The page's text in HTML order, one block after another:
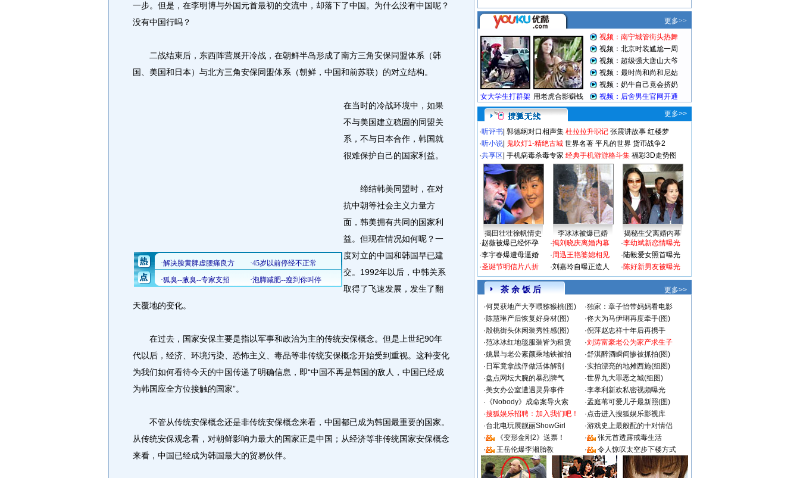
一步。但是，在李明博与外国元首最初的交流中，却落下了中国。为什么没有中国呢？
没有中国行吗？
二战结束后，东西阵营展开冷战，在朝鲜半岛形成了南方三角安保同盟体系（韩
国、美国和日本）与北方三角安保同盟体系（朝鲜，中国和前苏联）的对立结构。
在当时的冷战环境中，如果
不与美国建立稳固的同盟关
系，不与日本合作，韩国就
很难保护自己的国家利益。
缔结韩美同盟时，在对
抗中朝等社会主义力量方
面，韩美拥有共同的国家利
益。但现在情况如何呢？一
度对立的中国和韩国早已建
交。1992年以后，中韩关系
取得了飞速发展，发生了翻
天覆地的变化。
在过去，国家安保主要是指以军事和政治为主的传统安保概念。但是上世纪90年
代以后，经济、环境污染、恐怖主义、毒品等非传统安保概念开始受到重视。这种变化
为我们如何看待今天的中国传递了明确信息，即“中国不再是韩国的敌人，中国已经成
为韩国应全方位接触的国家”。
不管从传统安保概念还是非传统安保概念来看，中国都已成为韩国最重要的国家。
从传统安保观念看，对朝鲜影响力最大的国家正是中国；从经济等非传统国家安保概念
来看，中国已经成为韩国最大的贸易伙伴。
更多>>
·听评书 郭德纲对口相声集 杜拉拉升职记 张震讲故事 红楼梦
·听小说 鬼吹灯1-精绝古城 世界名著 平凡的世界 货币战争2
·共享区 手机病毒杀毒专家 经典手机游游格斗集 福彩3D走势图
揭田壮壮徐帆情史 李冰冰被爆已婚
揭秘生父离婚内幕
·赵薇被爆已经怀孕
·李宇春爆遭母逼婚
·圣诞节明信片八折
·揭刘晓庆离婚内幕
·周迅王艳婆媳相见
·刘嘉玲自曝正造人
·李幼斌新恋情曝光
·陆毅爱女照首曝光
·陈好新男友被曝光
茶 余 饭 后
更多>>
·何炅获地产大亨喂猕猴桃(图) ·独家：章子怡带妈妈看电影
·陈慧琳产后恢复好身材(图) ·佟大为马伊琍再度牵手(图)
·殷桃街头休闲装秀性感(图) ·倪萍赵忠祥十年后再携手
·范冰冰红地毯服装皆为租赁 ·刘涛富豪老公为家产求生子
·姚晨与老公素颜乘地铁被拍 ·舒淇醉酒瞬间惨被抓拍(图)
· 日军竟拿战俘做活体解剖 ·实拍漂亮的地摊西施(组图)
·盘点网坛大腕的暴烈脾气 ·世界九大罪恶之城(组图)
·美女办公室遭遇灵异事件 ·李孝利新欢私密视频曝光
· 《Nobody》成命案导火索 ·孟庭苇可爱儿子最新照(图)
·搜狐娱乐招聘：加入我们吧！ ·点击进入搜狐娱乐影视库
·台北电玩展靓丽ShowGirl ·游戏史上最般配的十对情侣
·
《变形金刚2》送票！ ·
张元首透露戒毒生活
·
王岳伦爆李湘胎教 · 令人惊叹太空步下楼方式